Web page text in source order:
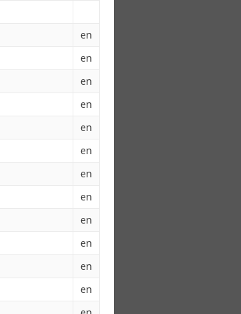
en
en
en
en
en
en
en
en
en
en
en
en